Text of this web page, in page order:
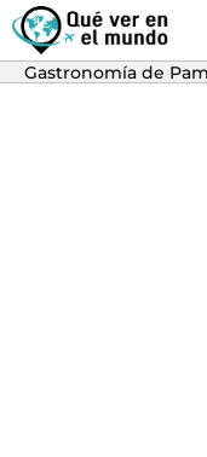
Gastronomía de